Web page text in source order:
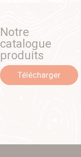
Notre
catalogue
produits
Télécharger